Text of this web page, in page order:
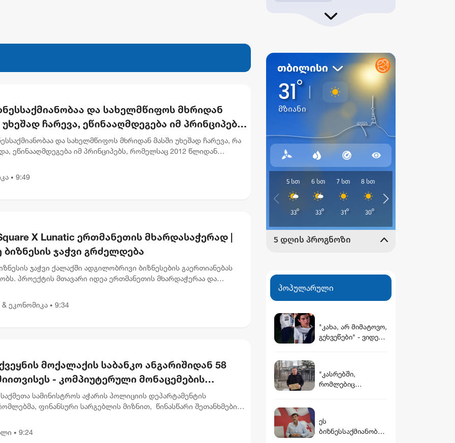
და სახელმწიფოს მხრიდან
უხეშად ჩარევა, ეწინააღმდეგება იმ პრინციპებს,
2012 წლიდან მოვყვებით - კალაძე
დასანქცირებაზე
და სახელმწიფოს მხრიდან მასში უხეშად ჩარევა, რა
ეწინააღმდეგება იმ პრინციპებს, რომელსაც 2012 წლიდან
• 9:49
X Lunatic ერთმანეთის მხარდასაჭერად |
ბიზნესის ჯაჭვი გრძელდება
ჯაჭვი ქალაქში ადგილობრივი ბიზნესების გაერთიანებას
პროექტის მთავარი იდეა ერთმანეთის მხარდაჭერაა და
& ეკონომიკა • 9:34
მოქალაქის საბანკო ანგარიშიდან 58
- კომპიუტერული მონაცემების
ბრალდებით 1 პირი დააკავეს, მეორეს
დევნა დაიწყო
საქმეთა სამინისტროს აჭარის პოლიციის დეპარტამენტის
ფინანსური სარგებლის მიზნით, წინასწარი შეთანხმებით
• 9:24
პოპულარული
"კახა, არ მიმატოვო,
გეხვეწები" - ვიდეო,
დაკარგული ბიჭის
ხმა ისმის
"კასრებში,
რომლებიც
მუხროვანის ბაზაზე
მომხდარი
ეს
ბიზნესსაქმიანობაა